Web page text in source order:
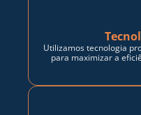
Utilizamos tecnologia
para maximizar a